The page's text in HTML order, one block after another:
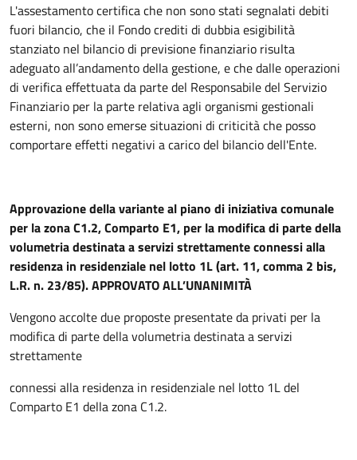
L'assestamento certifica che non sono stati segnalati debiti
fuori bilancio, che il Fondo crediti di dubbia esigibilità
stanziato nel bilancio di previsione finanziario risulta
adeguato all’andamento della gestione, e che dalle operazioni
di verifica effettuata da parte del Responsabile del Servizio
Finanziario per la parte relativa agli organismi gestionali
esterni, non sono emerse situazioni di criticità che posso
comportare effetti negativi a carico del bilancio dell'Ente.
Approvazione della variante al piano di iniziativa comunale
per la zona C1.2, Comparto E1, per la modifica di parte della
volumetria destinata a servizi strettamente connessi alla
residenza in residenziale nel lotto 1L (art. 11, comma 2 bis,
L.R. n. 23/85). APPROVATO ALL’UNANIMITÀ
Vengono accolte due proposte presentate da privati per la
modifica di parte della volumetria destinata a servizi
strettamente
connessi alla residenza in residenziale nel lotto 1L del
Comparto E1 della zona C1.2.